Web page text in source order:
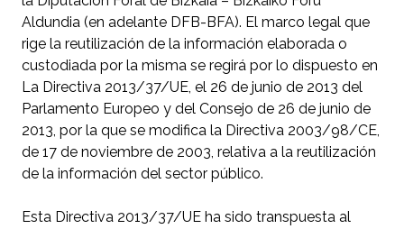
Aldundia (en adelante DFB-BFA). El marco legal que
rige la reutilización de la información elaborada o
custodiada por la misma se regirá por lo dispuesto en
La Directiva 2013/37/UE, el 26 de junio de 2013 del
Parlamento Europeo y del Consejo de 26 de junio de
2013, por la que se modifica la Directiva 2003/98/CE,
de 17 de noviembre de 2003, relativa a la reutilización
de la información del sector público.
Esta Directiva 2013/37/UE ha sido transpuesta al